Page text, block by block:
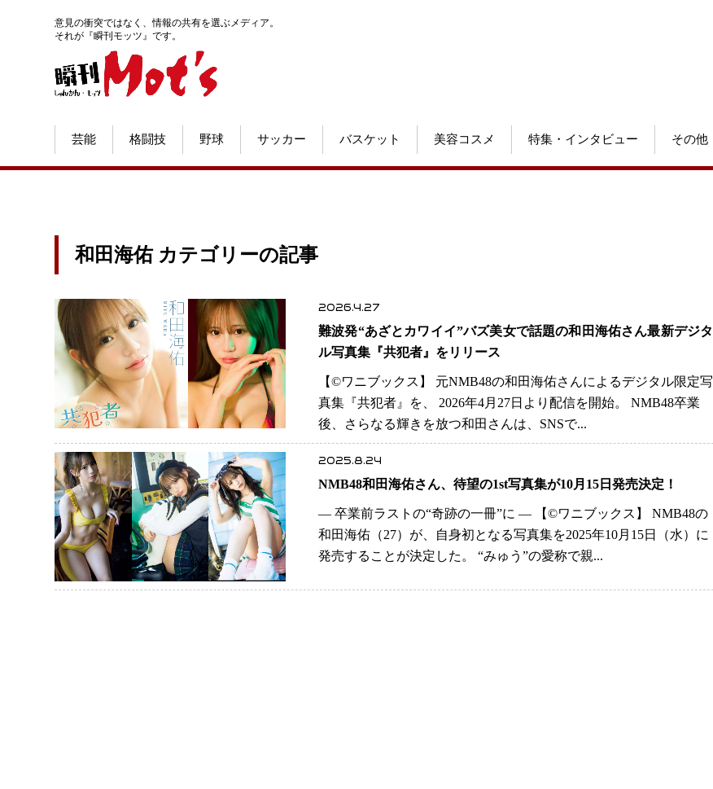
意見の衝突ではなく、情報の共有を選ぶメディア。
それが『瞬刊モッツ』です。
芸能 格闘技 野球 サッカー バスケット 美容コスメ 特集・インタビュー その他
和田海佑 カテゴリーの記事
2026.4.27
難波発“あざとカワイイ”バズ美女で話題の和田海佑さん最新デジタ
ル写真集『共犯者』をリリース
【©️ワニブックス】 元NMB48の和田海佑さんによるデジタル限定写
真集『共犯者』を、 2026年4月27日より配信を開始。 NMB48卒業
後、さらなる輝きを放つ和田さんは、SNSで...
2025.8.24
NMB48和田海佑さん、待望の1st写真集が10月15日発売決定！
― 卒業前ラストの“奇跡の一冊”に ― 【©️ワニブックス】 NMB48の
和田海佑（27）が、自身初となる写真集を2025年10月15日（水）に
発売することが決定した。 “みゅう”の愛称で親...